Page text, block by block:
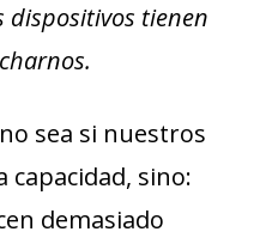
dispositivos tienen
sea si nuestros
sino:
demasiado